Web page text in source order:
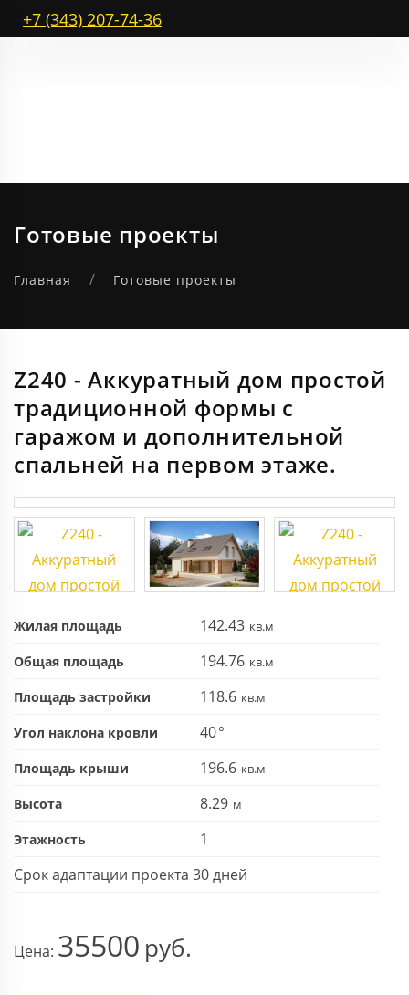
+7 (343) 207-74-36
Готовые проекты
Главная Готовые проекты
Z240 - Аккуратный дом простой
традиционной формы с
гаражом и дополнительной
спальней на первом этаже.
Жилая площадь 142.43
Общая площадь 194.76
Площадь застройки 118.6
Угол наклона кровли 40
Площадь крыши 196.6
Высота 8.29
Этажность
1
Срок адаптации проекта 30 дней
Цена: 35500